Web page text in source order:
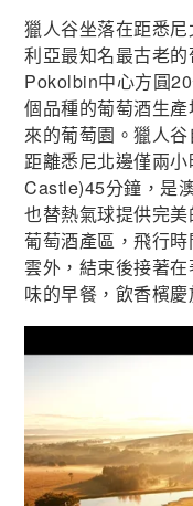
獵人谷坐落在距悉
利亞最知名最古老
Pokolbin中心方圓
個品種的葡萄酒生
來的葡萄園。獵人
距離悉尼北邊僅兩
Castle)45分鐘，是
也替熱氣球提供完
葡萄酒產區，飛行
雲外，結束後接著
味的早餐，飲香檳慶